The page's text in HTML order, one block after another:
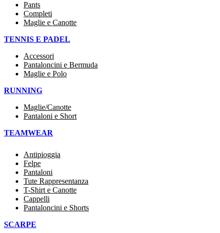
Pants
Completi
Maglie e Canotte
TENNIS E PADEL
Accessori
Pantaloncini e Bermuda
Maglie e Polo
RUNNING
Maglie/Canotte
Pantaloni e Short
TEAMWEAR
Antipioggia
Felpe
Pantaloni
Tute Rappresentanza
T-Shirt e Canotte
Cappelli
Pantaloncini e Shorts
SCARPE